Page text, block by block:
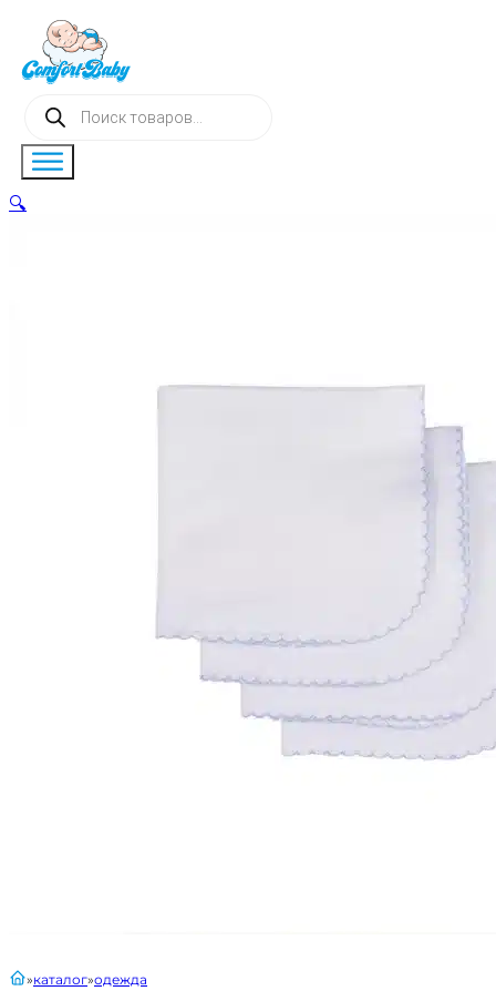
Поиск
товаров
главнаякаталог одежда
🔍